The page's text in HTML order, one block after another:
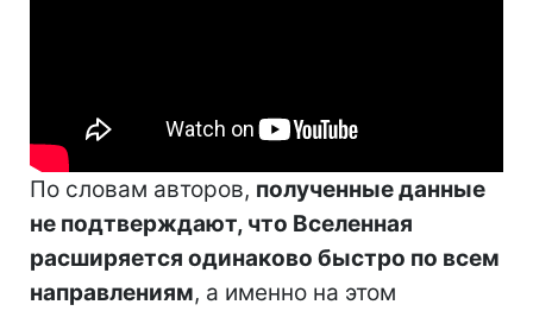
По словам авторов, полученные данные
не подтверждают, что Вселенная
расширяется одинаково быстро по всем
направлениям, а именно на этом